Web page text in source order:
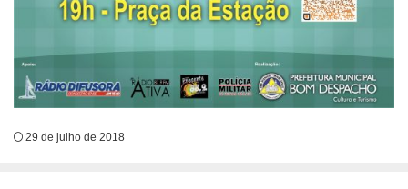
29 de julho de 2018